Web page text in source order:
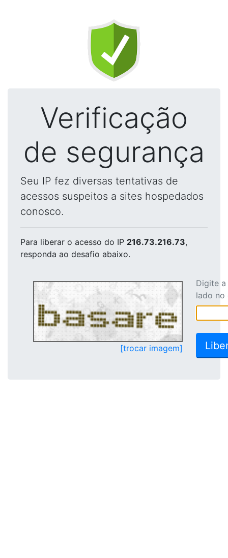
Verificação
de segurança
Seu IP fez diversas tentativas de
acessos suspeitos a sites hospedados
conosco.
Para liberar o acesso do IP 216.73.216.73,
responda ao desafio abaixo.
[trocar imagem]
Digite
lado no